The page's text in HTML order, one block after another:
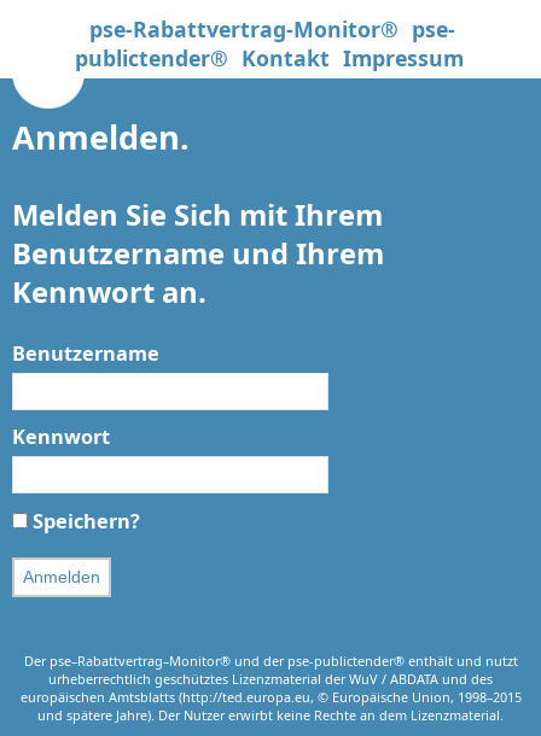
pse-Rabattvertrag-Monitor® pse-
publictender® Kontakt Impressum
Anmelden.
Melden Sie Sich mit Ihrem
Benutzername und Ihrem
Kennwort an.
Benutzername
Kennwort
Speichern?
Anmelden
Der pse–Rabattvertrag–Monitor® und der pse-publictender® enthält und nutzt
urheberrechtlich geschütztes Lizenzmaterial der WuV / ABDATA und des
europäischen Amtsblatts (http://ted.europa.eu, © Europäische Union, 1998–2015
und spätere Jahre). Der Nutzer erwirbt keine Rechte an dem Lizenzmaterial.